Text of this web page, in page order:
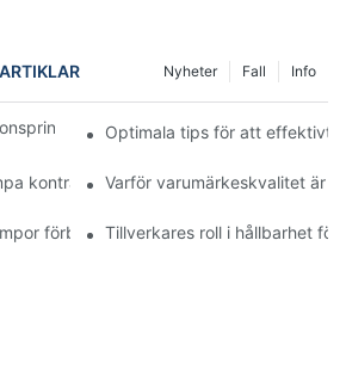
Info
Fall
Nyheter
för röd LED-ansiktsljus
Optimala tips för att effektivt
kontra arbetsbelysning
Varför varumärkeskvalitet är
förbättrar hudtonsbelysningen
Tillverkares roll i hållbarhet för